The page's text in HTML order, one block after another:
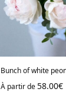
Bunch of white
À partir de58.00€